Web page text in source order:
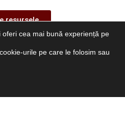
resursele
cea mai bună experiență pe
urile pe care le folosim sau